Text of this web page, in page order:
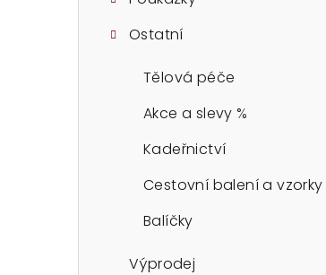
Ostatní
Tělová péče
Akce a slevy %
Kadeřnictví
Cestovní balení a vzorky
Balíčky
Výprodej